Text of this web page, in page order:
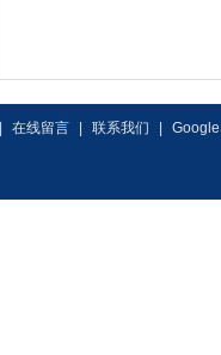
在线留言 联系我们